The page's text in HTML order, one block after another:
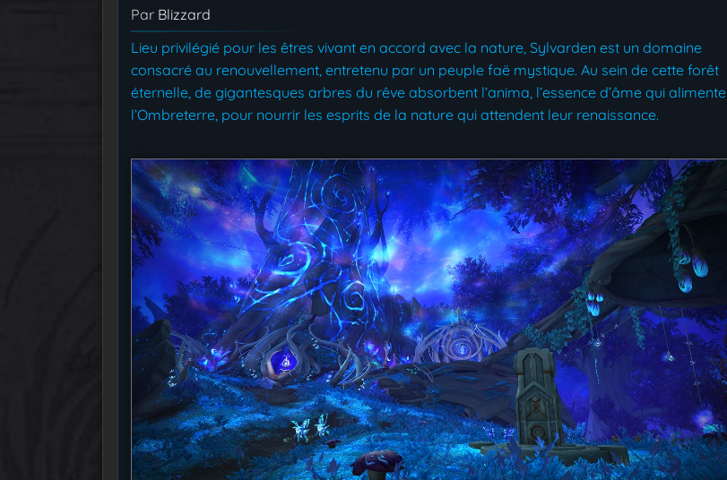
Par Blizzard
Lieu privilégié pour les êtres vivant en accord avec la nature, Sylvarden est un domaine
consacré au renouvellement, entretenu par un peuple faë mystique. Au sein de cette forêt
éternelle, de gigantesques arbres du rêve absorbent l’anima, l’essence d’âme qui alimente
l’Ombreterre, pour nourrir les esprits de la nature qui attendent leur renaissance.